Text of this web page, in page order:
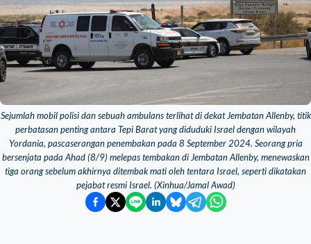
Sejumlah mobil polisi dan sebuah ambulans terlihat di dekat Jembatan Allenby, titik
perbatasan penting antara Tepi Barat yang diduduki Israel dengan wilayah
Yordania, pascaserangan penembakan pada 8 September 2024. Seorang pria
bersenjata pada Ahad (8/9) melepas tembakan di Jembatan Allenby, menewaskan
tiga orang sebelum akhirnya ditembak mati oleh tentara Israel, seperti dikatakan
pejabat resmi Israel. (Xinhua/Jamal Awad)